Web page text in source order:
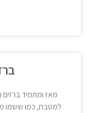
מאז ומתמיד
למטבח, כמו ששמו